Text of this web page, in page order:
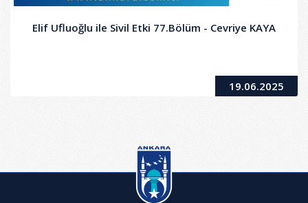
Elif Ufluoğlu ile Sivil Etki 77.Bölüm - Cevriye KAYA
19.06.2025